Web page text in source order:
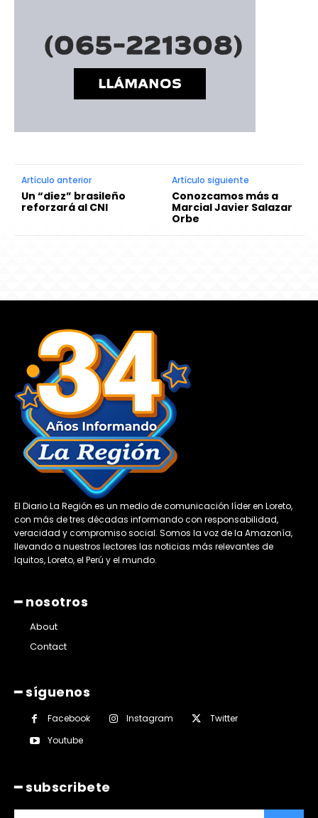
Artículo anterior
Un “diez” brasileño
reforzará al CNI
Artículo siguiente
Conozcamos más a
Marcial Javier Salazar
Orbe
El Diario La Región es un medio de comunicación líder en Loreto,
con más de tres décadas informando con responsabilidad,
veracidad y compromiso social. Somos la voz de la Amazonía,
llevando a nuestros lectores las noticias más relevantes de
Iquitos, Loreto, el Perú y el mundo.
━ nosotros
About
Contact
━ síguenos
Facebook Instagram
Twitter
Youtube
━ subscribete